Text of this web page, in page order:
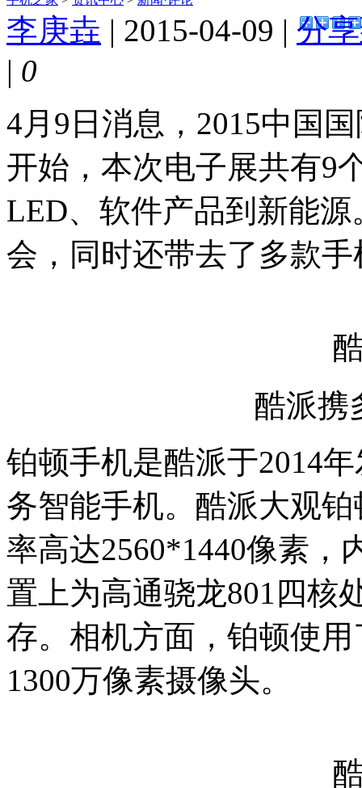
李庚垚 | 2015-04-09 | 分
| 0
4月9日消息，2015中国
开始，本次电子展共有9
LED、软件产品到新能
会，同时还带去了多款
酷派携
铂顿手机是酷派于2014
务智能手机。酷派大观
率高达2560*1440像素，
置上为高通骁龙801四核
存。相机方面，铂顿使
1300万像素摄像头。